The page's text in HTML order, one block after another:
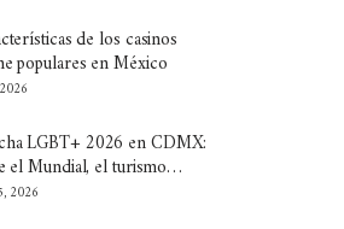
de los casinos
populares en México
LGBT+ 2026 en CDMX:
el Mundial, el turismo…
2026